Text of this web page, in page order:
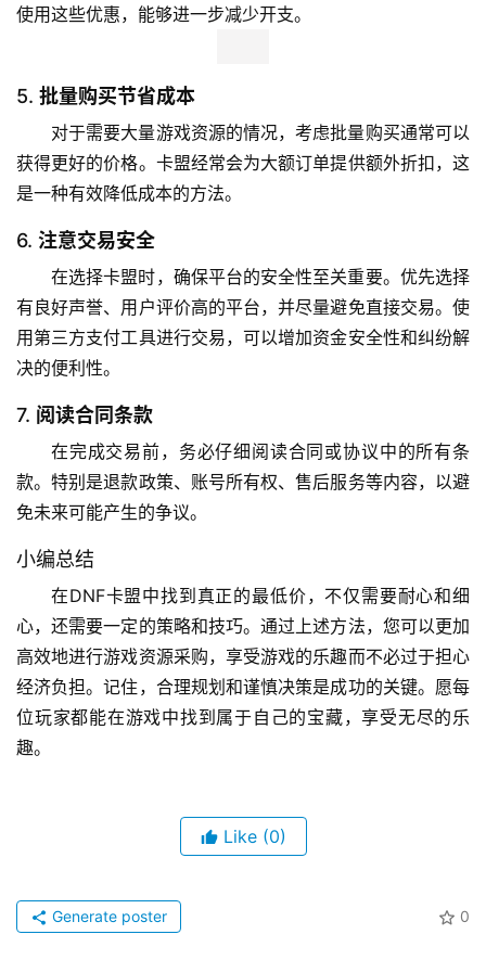
使用这些优惠，能够进一步减少开支。
5. 批量购买节省成本
对于需要大量游戏资源的情况，考虑批量购买通常可以
获得更好的价格。卡盟经常会为大额订单提供额外折扣，这
是一种有效降低成本的方法。
6. 注意交易安全
在选择卡盟时，确保平台的安全性至关重要。优先选择
有良好声誉、用户评价高的平台，并尽量避免直接交易。使
用第三方支付工具进行交易，可以增加资金安全性和纠纷解
决的便利性。
7. 阅读合同条款
在完成交易前，务必仔细阅读合同或协议中的所有条
款。特别是退款政策、账号所有权、售后服务等内容，以避
免未来可能产生的争议。
小编总结
在DNF卡盟中找到真正的最低价，不仅需要耐心和细
心，还需要一定的策略和技巧。通过上述方法，您可以更加
高效地进行游戏资源采购，享受游戏的乐趣而不必过于担心
经济负担。记住，合理规划和谨慎决策是成功的关键。愿每
位玩家都能在游戏中找到属于自己的宝藏，享受无尽的乐
趣。
Like (0)
0
Generate poster